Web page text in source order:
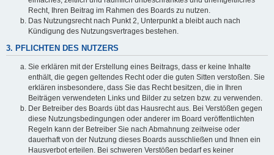
Recht, Ihren Beitrag im Rahmen des Boards zu nutzen.
Das Nutzungsrecht nach Punkt 2, Unterpunkt a bleibt auch nach
Kündigung des Nutzungsvertrages bestehen.
3. PFLICHTEN DES NUTZERS
Sie erklären mit der Erstellung eines Beitrags, dass er keine Inhalte
enthält, die gegen geltendes Recht oder die guten Sitten verstoßen. Sie
erklären insbesondere, dass Sie das Recht besitzen, die in Ihren
Beiträgen verwendeten Links und Bilder zu setzen bzw. zu verwenden.
Der Betreiber des Boards übt das Hausrecht aus. Bei Verstößen gegen
diese Nutzungsbedingungen oder anderer im Board veröffentlichten
Regeln kann der Betreiber Sie nach Abmahnung zeitweise oder
dauerhaft von der Nutzung dieses Boards ausschließen und Ihnen ein
Hausverbot erteilen. Bei schweren Verstößen bedarf es keiner